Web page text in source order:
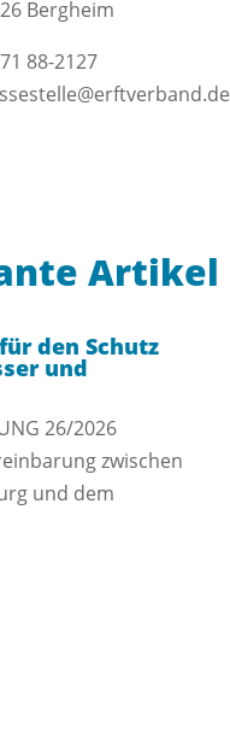
Bergheim
88-2127
Artikel
den Schutz
und
26/2026
zwischen
und dem